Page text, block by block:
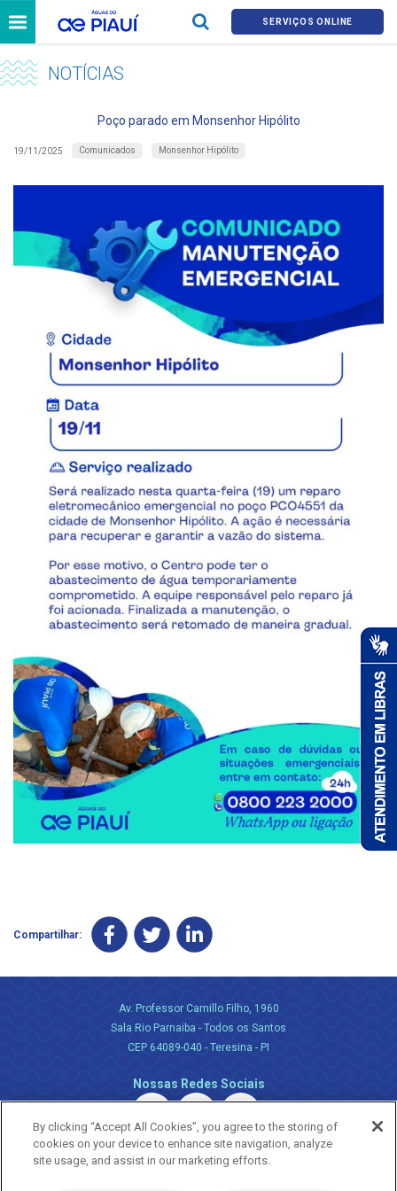
SERVIÇOS ONLINE
NOTÍCIAS
Poço parado em Monsenhor Hipólito
19/11/2025 Comunicados Monsenhor Hipólito
Compartilhar:
Av. Professor Camillo Filho, 1960
Sala Rio Parnaiba - Todos os Santos
CEP 64089-040 - Teresina - PI
Nossas Redes Sociais
By clicking “Accept All Cookies”, you agree to the storing of
cookies on your device to enhance site navigation, analyze
site usage, and assist in our marketing efforts.